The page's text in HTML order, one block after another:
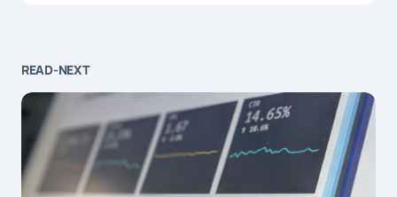
READ-NEXT